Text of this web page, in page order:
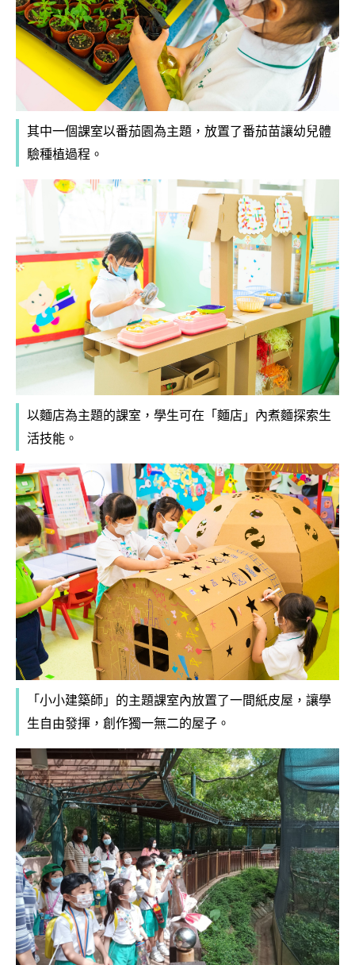
其中一個課室以番茄園為主題，放置了番茄苗讓幼兒體
驗種植過程。
以麵店為主題的課室，學生可在「麵店」內煮麵探索生
活技能。
「小小建築師」的主題課室內放置了一間紙皮屋，讓學
生自由發揮，創作獨一無二的屋子。